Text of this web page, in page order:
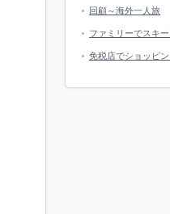
回顧～海外一人旅
ファミリーでスキー
免税店でショッピ